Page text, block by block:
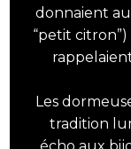
donnaient
“petit
Les
tradition